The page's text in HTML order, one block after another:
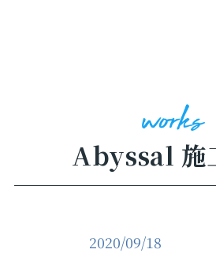
Abyssal 施
2020/09/18